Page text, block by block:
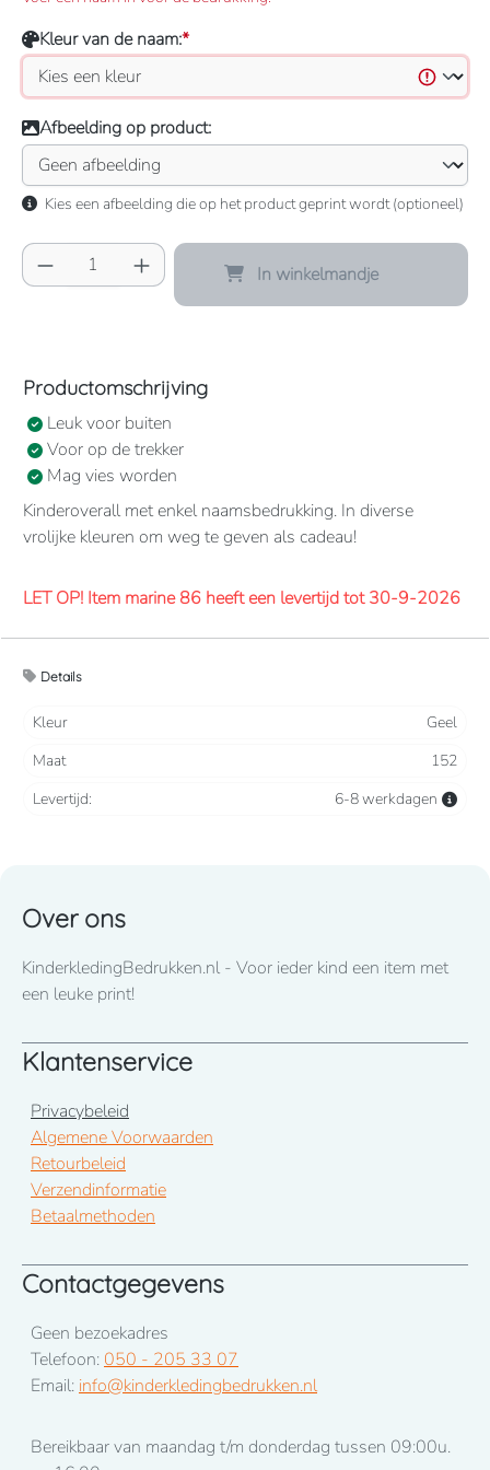
Kleur van de naam:*
Afbeelding op product:
Kies een afbeelding die op het product geprint wordt (optioneel)
Producthoeveelheid: Voer de gewenste
In winkelmandje
Productomschrijving
Leuk voor buiten
Voor op de trekker
Mag vies worden
Kinderoverall met enkel naamsbedrukking. In diverse
vrolijke kleuren om weg te geven als cadeau!
LET OP! Item marine 86 heeft een levertijd tot 30-9-2026
Verdekte 2-weg ritssluiting en elastiek in rug/taille.
2 borstzakken met klep, 2 zijzakken, 2 intasten, achterzak
Levertijd mits voorradig bij de fabrikant
ons op te nemen! 050-2053307
Details
Kleur
Geel
Maat
152
Levertijd:
6-8 werkdagen
Over ons
KinderkledingBedrukken.nl - Voor ieder kind een item met
een leuke print!
Klantenservice
Privacybeleid
Algemene Voorwaarden
Retourbeleid
Verzendinformatie
Betaalmethoden
Contactgegevens
Geen bezoekadres
Telefoon: 050 - 205 33 07
Email: info@kinderkledingbedrukken.nl
Bereikbaar van maandag t/m donderdag tussen 09:00u.